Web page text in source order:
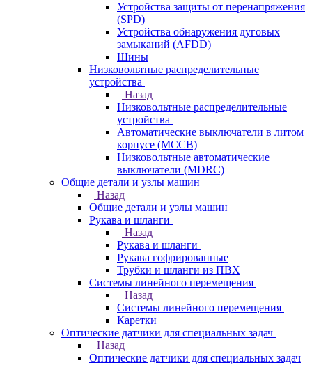
Устройства защиты от перенапряжения
(SPD)
Устройства обнаружения дуговых
замыканий (AFDD)
Шины
Низковольтные распределительные
устройства
Назад
Низковольтные распределительные
устройства
Автоматические выключатели в литом
корпусе (MCCB)
Низковольтные автоматические
выключатели (MDRC)
Общие детали и узлы машин
Назад
Общие детали и узлы машин
Рукава и шланги
Назад
Рукава и шланги
Рукава гофрированные
Трубки и шланги из ПВХ
Системы линейного перемещения
Назад
Системы линейного перемещения
Каретки
Оптические датчики для специальных задач
Назад
Оптические датчики для специальных задач